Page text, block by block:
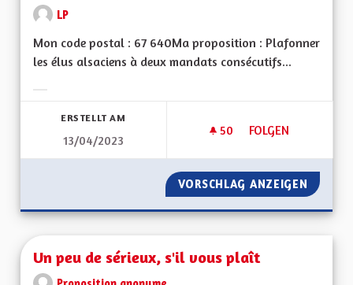
LP
Mon code postal : 67 640Ma proposition : Plafonner
les élus alsaciens à deux mandats consécutifs...
ERSTELLT AM
13/04/2023
50 50 FOLLOWER
FOLGEN
UN MAXIMUM DE
VORSCHLAG ANZEIGEN UN
Un peu de sérieux, s'il vous plaît